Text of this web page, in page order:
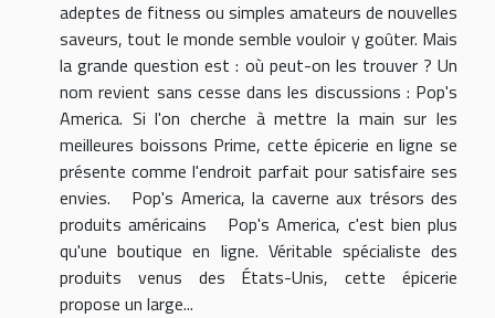
adeptes de fitness ou simples amateurs de nouvelles
saveurs, tout le monde semble vouloir y goûter. Mais
la grande question est : où peut-on les trouver ? Un
nom revient sans cesse dans les discussions : Pop's
America. Si l'on cherche à mettre la main sur les
meilleures boissons Prime, cette épicerie en ligne se
présente comme l'endroit parfait pour satisfaire ses
envies. Pop's America, la caverne aux trésors des
produits américains Pop's America, c'est bien plus
qu'une boutique en ligne. Véritable spécialiste des
produits venus des États-Unis, cette épicerie
propose un large...